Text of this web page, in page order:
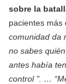
sobre la
pacientes más
comunidad da
no sabes
antes había
control ". …